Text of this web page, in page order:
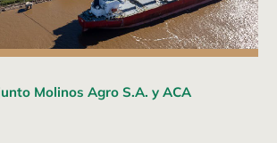
Molinos Agro S.A. y ACA